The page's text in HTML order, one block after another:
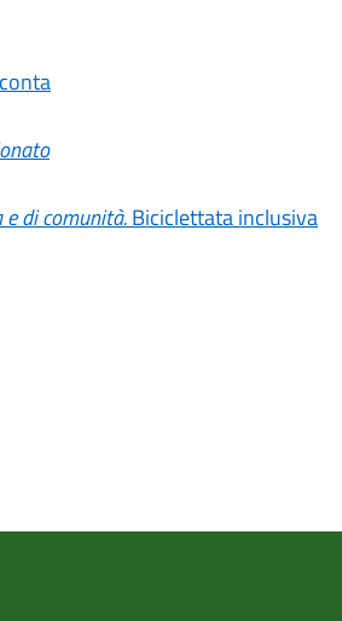
e di comunità.Biciclettata inclusiva